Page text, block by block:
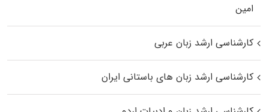
اﻣﻴﻦ
کارشناسی ارشد زبان عربی
کارشناسی ارشد زبان‌ های باستانی ایران